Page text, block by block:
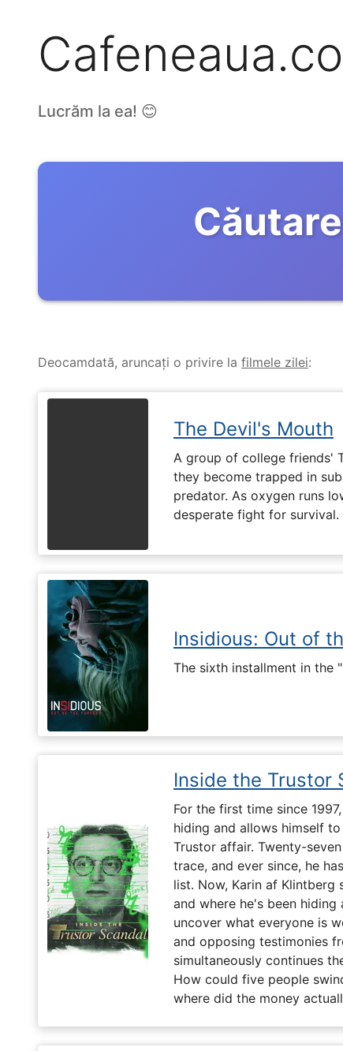
Lucrăm la ea! 😊
Deocamdată, aruncați o privire la filmele zilei:
The Devil's Mouth
A group of college friends'
they become trapped in
predator. As oxygen runs
desperate fight for survival.
Insidious: Out of
The sixth installment in the
Inside the Trustor
For the first time since
hiding and allows himself
Trustor affair. Twenty-
trace, and ever since, he
list. Now, Karin af
and where he's been
uncover what everyone is
and opposing testimonies
simultaneously continues
How could five people
where did the money